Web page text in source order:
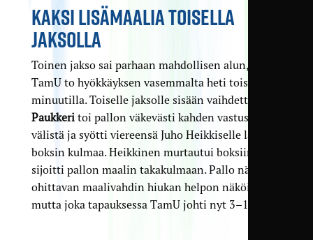
KAKSI LISÄMAALIA TOISELLA
JAKSOLLA
Toinen jakso sai parhaan mahdollisen alun, kun
TamU to hyökkäyksen vasemmalta heti toisella
minuutilla. Toiselle jaksolle sisään vaihdettu
Paukkeritoi pallon väkevästi kahden vastustajan
välistä ja syötti viereensä Juho Heikkiselle lähellä
boksin kulmaa. Heikkinen murtautui boksiin ja
sijoitti pallon maalin takakulmaan. Pallo näytti
ohittavan maalivahdin hiukan helpon näköisesti,
mutta joka tapauksessa TamU johti nyt 3–1.